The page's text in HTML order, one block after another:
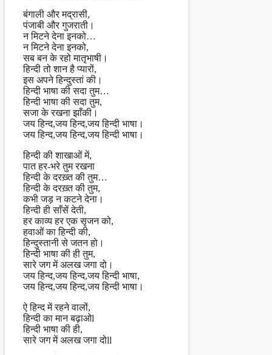
बंगाली और मद्रासी,
पंजाबी और गुजराती।
न मिटने देना इनको…
न मिटने देना इनको,
सब बन के रहो मातृभाषी।
हिन्दी तो शान है प्यारों,
इस अपने हिन्दुस्तां की।
हिन्दी भाषा की सदा तुम…
हिन्दी भाषा की सदा तुम,
सजा के रखना झाँकी।
जय हिन्द,जय हिन्द,जय हिन्दी भाषा।
जय हिन्द,जय हिन्द,जय हिन्दी भाषा।
हिन्दी की शाखाओं में,
पात हर-भरे तुम रखना
हिन्दी के दरख़्त की तुम…
हिन्दी के दरख़्त की तुम,
कभी जड़ न कटने देना।
हिन्दी ही साँसें देती,
हर काव्य हर एक सृजन को,
हवाओं का हिन्दी की,
हिन्दुस्तानी से जतन हो।
हिन्दी भाषा की ही तुम,
सारे जग में अलख जगा दो।
जय हिन्द,जय हिन्द,जय हिन्दी भाषा,
जय हिन्द,जय हिन्द,जय हिन्दी भाषा।
ऐ हिन्द में रहने वालों,
हिन्दी का मान बढ़ाओl
हिन्दी भाषा की ही,
सारे जग में अलख जगा दोll